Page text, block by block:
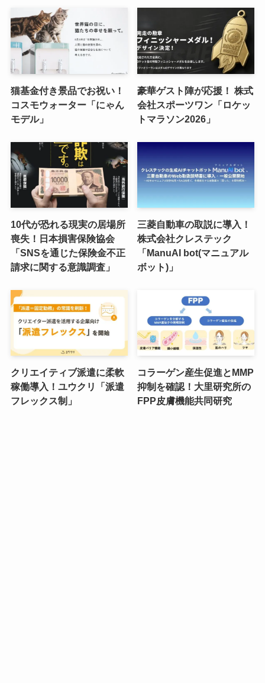
猫基金付き景品でお祝い！
コスモウォーター「にゃん
モデル」
豪華ゲスト陣が応援！ 株式
会社スポーツワン「ロケッ
トマラソン2026」
10代が恐れる現実の居場所
喪失！日本損害保険協会
「SNSを通じた保険金不正
請求に関する意識調査」
三菱自動車の取説に導入！
株式会社クレステック
「ManuAI bot(マニュアル
ボット)」
クリエイティブ派遣に柔軟
稼働導入！ユウクリ「派遣
フレックス制」
コラーゲン産生促進とMMP
抑制を確認！大里研究所の
FPP皮膚機能共同研究